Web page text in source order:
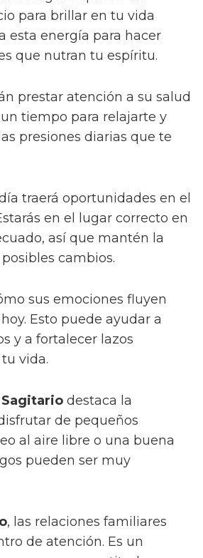
para brillar en tu vida
esta energía para hacer
que nutran tu espíritu.
prestar atención a su salud
tiempo para relajarte y
presiones diarias que te
traerá oportunidades en el
en el lugar correcto en
así que mantén la
cambios.
sus emociones fluyen
Esto puede ayudar a
y a fortalecer lazos
vida.
Sagitario destaca la
de pequeños
al aire libre o una buena
pueden ser muy
, las relaciones familiares
de atención. Es un